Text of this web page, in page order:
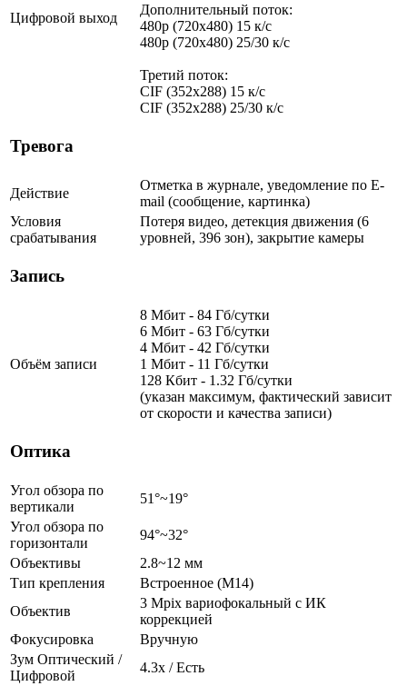
Цифровой выход
Дополнительный поток:
480p (720x480) 15 к/с
480p (720x480) 25/30 к/с
Третий поток:
CIF (352x288) 15 к/с
CIF (352x288) 25/30 к/с
Тревога
Действие
Отметка в журнале, уведомление по E-
mail (сообщение, картинка)
Условия
срабатывания
Потеря видео, детекция движения (6
уровней, 396 зон), закрытие камеры
Запись
Объём записи
8 Мбит - 84 Гб/сутки
6 Мбит - 63 Гб/сутки
4 Мбит - 42 Гб/сутки
1 Мбит - 11 Гб/сутки
128 Кбит - 1.32 Гб/сутки
(указан максимум, фактический зависит
от скорости и качества записи)
Оптика
Угол обзора по
вертикали
51°~19°
Угол обзора по
горизонтали
94°~32°
Объективы
2.8~12 мм
Тип крепления
Встроенное (M14)
Объектив
3 Mpix вариофокальный c ИК
коррекцией
Фокусировка
Вручную
Зум Оптический /
Цифровой
4.3х / Есть